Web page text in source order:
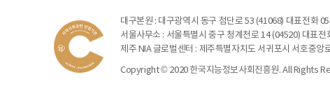
대구본원 : 대구광역시 동구 첨단로 53 (41068) 대표전화
서울사무소 : 서울특별시 중구 청계천로 14 (04520) 대표
제주 NIA 글로벌센터 : 제주특별자치도 서귀포시 서호중
Copyright © 2020 한국지능정보사회진흥원. All Rights